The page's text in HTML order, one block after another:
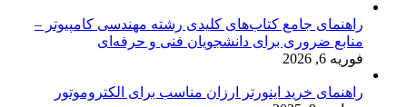
راهنمای جامع کتاب‌های کلیدی رشته مهندسی کامپیوتر –
منابع ضروری برای دانشجویان فنی و حرفه‌ای
فوریه 6, 2026
راهنمای خرید اینورتر ارزان مناسب برای الکتروموتور